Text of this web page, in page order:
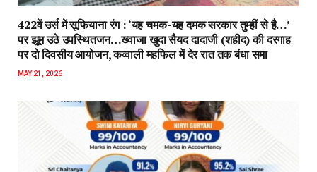
422वें उर्स में सूफियाना रंग : ‘यह चमक-यह दमक सरकार तुम्हीं से है…’
पर झूम उठे उपस्थितजन…ख्वाजा खुदा सैयद दादाजी (शहीद) की दरगाह
पर दो दिवसीय आयोजन, कव्वाली महफिल में देर रात तक बंधा समा
MAY 21, 2026